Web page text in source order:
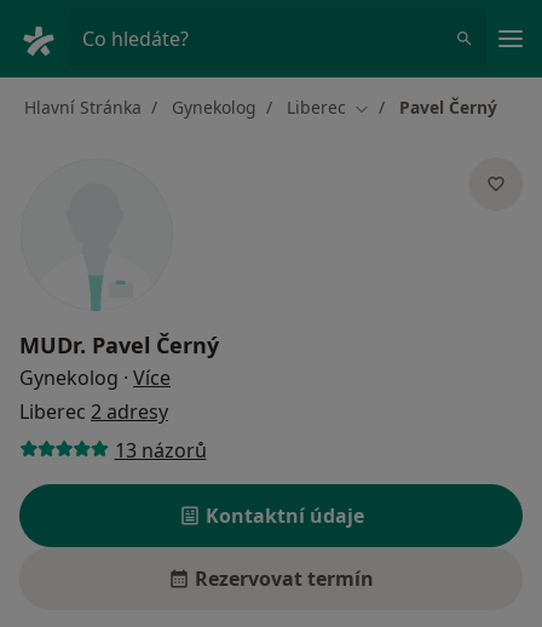
Co hledáte?
Hlavní Stránka Gynekolog Liberec Změna města
Pavel Černý
MUDr. Pavel Černý
Gynekolog · Více
Liberec 2 adresy
13 názorů
Kontaktní údaje
Rezervovat termín